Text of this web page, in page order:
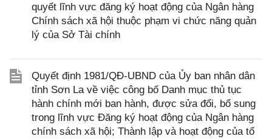
quyết lĩnh vực đăng ký hoạt động của Ngân hàng
Chính sách xã hội thuộc phạm vi chức năng quản
lý của Sở Tài chính
Quyết định 1981/QĐ-UBND của Ủy ban nhân dân
tỉnh Sơn La về việc công bố Danh mục thủ tục
hành chính mới ban hành, được sửa đổi, bổ sung
trong lĩnh vực Đăng ký hoạt động của Ngân hàng
chính sách xã hội; Thành lập và hoạt động của tổ